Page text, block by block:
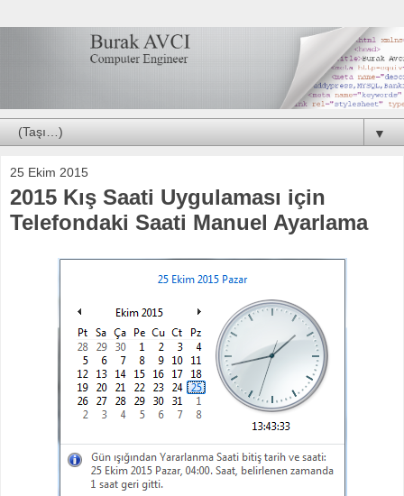
▼
25 Ekim 2015
2015 Kış Saati Uygulaması için
Telefondaki Saati Manuel Ayarlama